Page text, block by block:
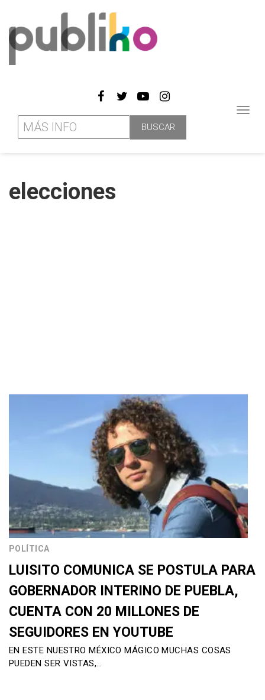
elecciones
POLÍTICA
LUISITO COMUNICA SE POSTULA PARA
GOBERNADOR INTERINO DE PUEBLA,
CUENTA CON 20 MILLONES DE
SEGUIDORES EN YOUTUBE
EN ESTE NUESTRO MÉXICO MÁGICO MUCHAS COSAS
PUEDEN SER VISTAS,…